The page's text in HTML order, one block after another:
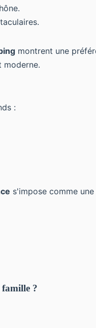
.
montrent une
:
s'impose comme
?